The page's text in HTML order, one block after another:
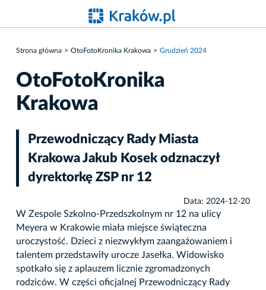
Strona główna OtoFotoKronika Krakowa Grudzień 2024
OtoFotoKronika
Krakowa
Przewodniczący Rady Miasta
Krakowa Jakub Kosek odznaczył
dyrektorkę ZSP nr 12
Data: 2024-12-20
W Zespole Szkolno-Przedszkolnym nr 12 na ulicy
Meyera w Krakowie miała miejsce świąteczna
uroczystość. Dzieci z niezwykłym zaangażowaniem i
talentem przedstawiły urocze Jasełka. Widowisko
spotkało się z aplauzem licznie zgromadzonych
rodziców. W części oficjalnej Przewodniczący Rady